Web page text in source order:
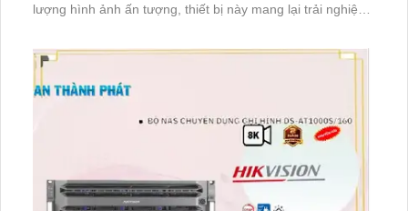
lượng hình ảnh ấn tượng, thiết bị này mang lại trải nghiệm
lưu trữ đáng tin cậy, công nghệ IP POE không chỉ giữ chất